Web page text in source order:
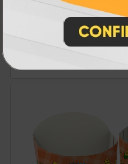
Embalagem de Hambúrguer
50 un.